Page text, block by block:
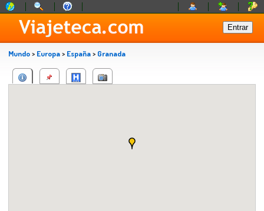
Mundo> Europa> España> Granada